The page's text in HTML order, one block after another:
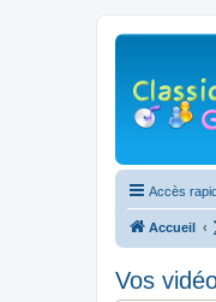
Accès
Accueil
Vos